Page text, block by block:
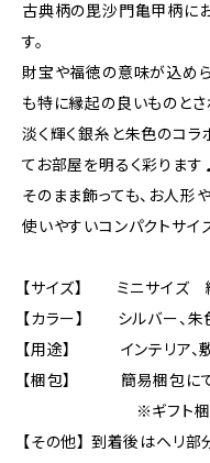
古典柄の毘沙門亀甲柄に
す。
財宝や福徳の意味が込め
も特に縁起の良いものとさ
淡く輝く銀糸と朱色のコラ
てお部屋を明るく彩ります
そのまま飾っても、お人形
使いやすいコンパクトサイ
【サイズ】 ミニサイズ
【カラー】 シルバー、朱
【用途】 インテリア、敷
【梱包】 簡易梱包にて
※ギフト梱包をご
【その他】 到着後はヘリ